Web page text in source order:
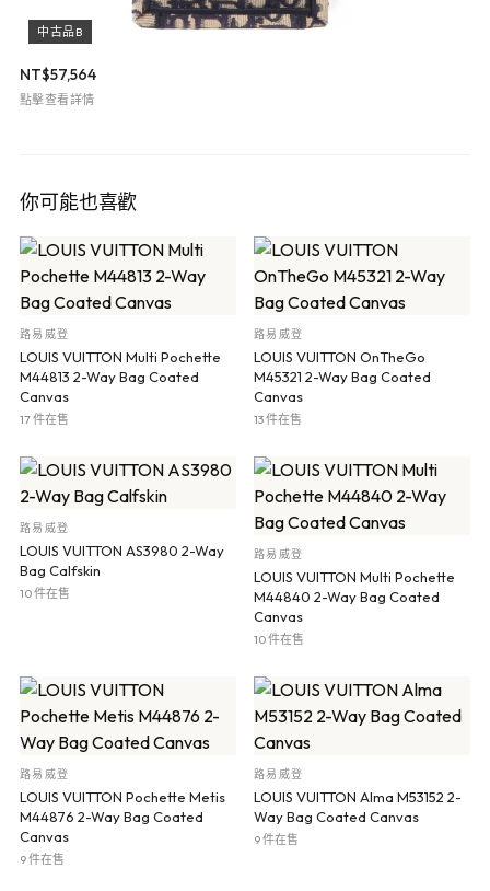
中古品B
NT$57,564
點擊查看詳情
你可能也喜歡
路易威登
LOUIS VUITTON Multi Pochette
M44813 2-Way Bag Coated
Canvas
17 件在售
路易威登
LOUIS VUITTON OnTheGo
M45321 2-Way Bag Coated
Canvas
13 件在售
路易威登
LOUIS VUITTON AS3980 2-Way
Bag Calfskin
10 件在售
路易威登
LOUIS VUITTON Multi Pochette
M44840 2-Way Bag Coated
Canvas
10 件在售
路易威登
LOUIS VUITTON Pochette Metis
M44876 2-Way Bag Coated
Canvas
9 件在售
路易威登
LOUIS VUITTON Alma M53152 2-
Way Bag Coated Canvas
9 件在售